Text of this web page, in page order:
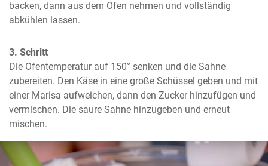
backen, dann aus dem Ofen nehmen und vollständig
abkühlen lassen.
3. Schritt
Die Ofentemperatur auf 150° senken und die Sahne
zubereiten. Den Käse in eine große Schüssel geben und mit
einer Marisa aufweichen, dann den Zucker hinzufügen und
vermischen. Die saure Sahne hinzugeben und erneut
mischen.